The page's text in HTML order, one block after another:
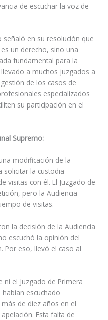
de escuchar la voz de
señaló en su resolución que
un derecho, sino una
fundamental para la
a muchos juzgados a
de los casos de
especializados
su participación en el
Supremo:
modificación de la
solicitar la custodia
visitas con él. El Juzgado de
pero la Audiencia
de visitas.
la decisión de la Audiencia
escuchó la opinión del
Por eso, llevó el caso al
ni el Juzgado de Primera
habían escuchado
de diez años en el
Esta falta de